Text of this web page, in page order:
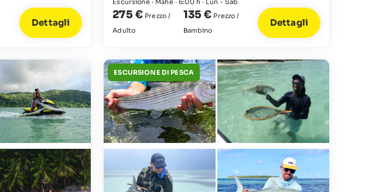
Dettagli
Escursione · Mahé · 6:00 h · Lun - Sab
275 € Prezzo /
Adulto
135 € Prezzo /
Bambino
Dettagli
ESCURSIONE DI PESCA